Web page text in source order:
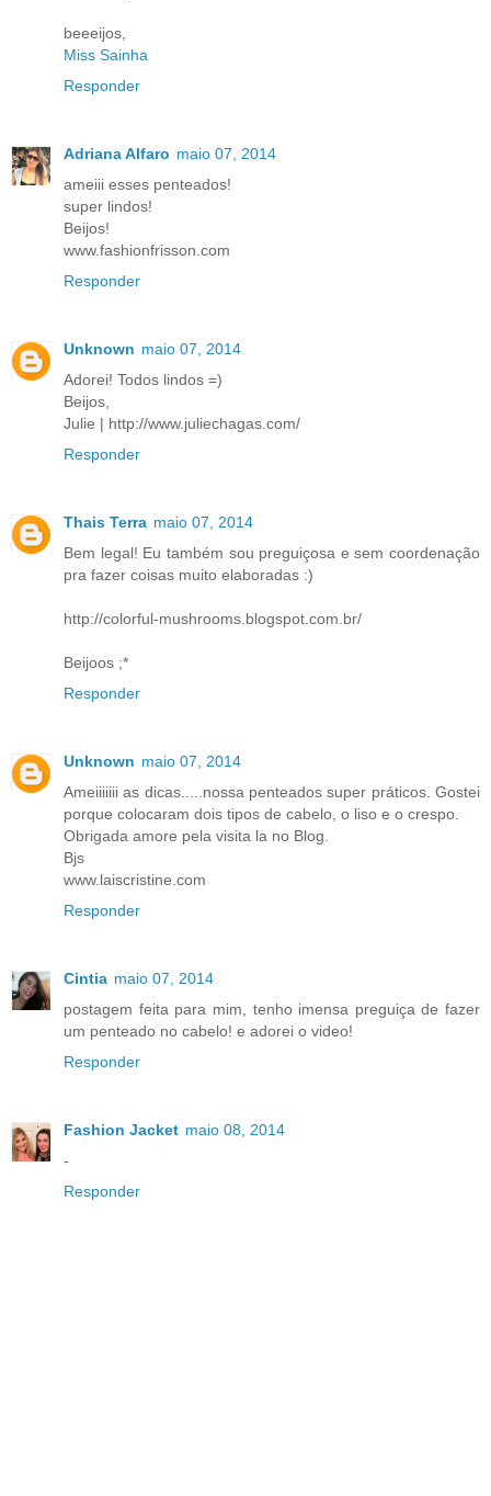
beeeijos,
Miss Sainha
Responder
Adriana Alfaro maio 07, 2014
ameiii esses penteados!
super lindos!
Beijos!
www.fashionfrisson.com
Responder
Unknown maio 07, 2014
Adorei! Todos lindos =)
Beijos,
Julie | http://www.juliechagas.com/
Responder
Thais Terra maio 07, 2014
Bem legal! Eu também sou preguiçosa e sem coordenação
pra fazer coisas muito elaboradas :)
http://colorful-mushrooms.blogspot.com.br/
Beijoos ;*
Responder
Unknown maio 07, 2014
Ameiiiiiii as dicas.....nossa penteados super práticos. Gostei
porque colocaram dois tipos de cabelo, o liso e o crespo.
Obrigada amore pela visita la no Blog.
Bjs
www.laiscristine.com
Responder
Cintia maio 07, 2014
postagem feita para mim, tenho imensa preguiça de fazer
um penteado no cabelo! e adorei o video!
Responder
Fashion Jacket maio 08, 2014
-
Responder